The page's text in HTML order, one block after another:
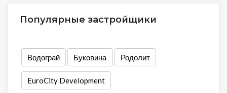
Популярные застройщики
Водограй Буковина Родолит
EuroCity Development